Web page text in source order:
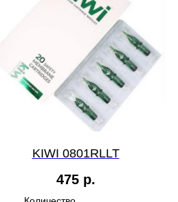
KIWI 0801RLLT
475 р.